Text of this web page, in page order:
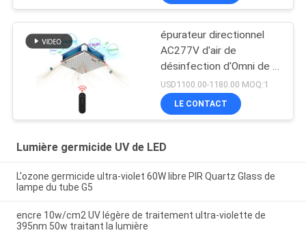
épurateur directionnel
AC277V d'air de
désinfection d'Omni de la
lampe 150W UV
germicide
USD1100.00-1180.00 MOQ:1
LE CONTACT
Lumière germicide UV de LED
L'ozone germicide ultra-violet 60W libre PIR Quartz Glass de
lampe du tube G5
encre 10w/cm2 UV légère de traitement ultra-violette de
395nm 50w traitant la lumière